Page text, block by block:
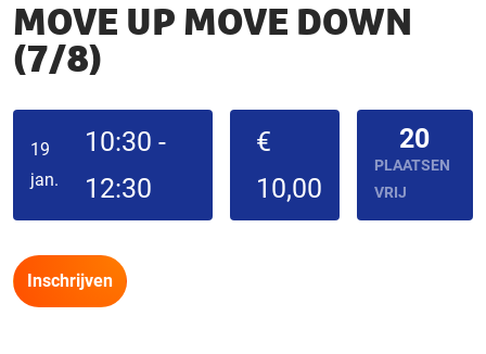
MOVE UP MOVE DOWN
(7/8)
19
jan.
10:30 -
12:30
€
10,00
20
PLAATSEN
VRIJ
Inschrijven